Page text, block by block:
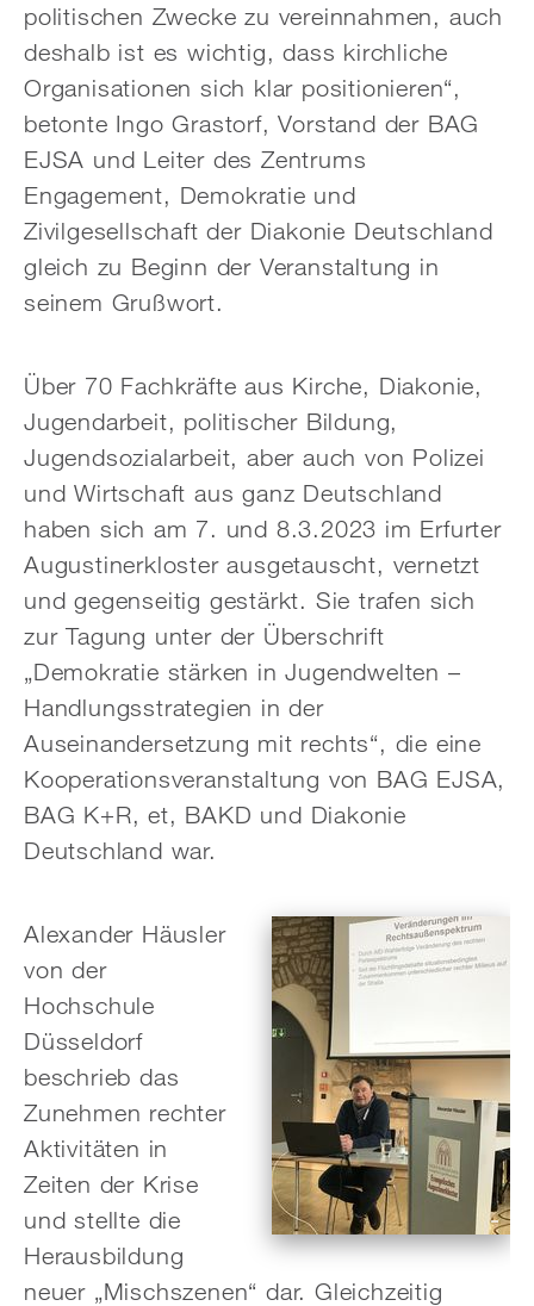
politischen Zwecke zu vereinnahmen, auch
deshalb ist es wichtig, dass kirchliche
Organisationen sich klar positionieren“,
betonte Ingo Grastorf, Vorstand der BAG
EJSA und Leiter des Zentrums
Engagement, Demokratie und
Zivilgesellschaft der Diakonie Deutschland
gleich zu Beginn der Veranstaltung in
seinem Grußwort.
Über 70 Fachkräfte aus Kirche, Diakonie,
Jugendarbeit, politischer Bildung,
Jugendsozialarbeit, aber auch von Polizei
und Wirtschaft aus ganz Deutschland
haben sich am 7. und 8.3.2023 im Erfurter
Augustinerkloster ausgetauscht, vernetzt
und gegenseitig gestärkt. Sie trafen sich
zur Tagung unter der Überschrift
„Demokratie stärken in Jugendwelten –
Handlungsstrategien in der
Auseinandersetzung mit rechts“, die eine
Kooperationsveranstaltung von BAG EJSA,
BAG K+R, et, BAKD und Diakonie
Deutschland war.
Alexander Häusler
von der
Hochschule
Düsseldorf
beschrieb das
Zunehmen rechter
Aktivitäten in
Zeiten der Krise
und stellte die
Herausbildung
neuer „Mischszenen“ dar. Gleichzeitig